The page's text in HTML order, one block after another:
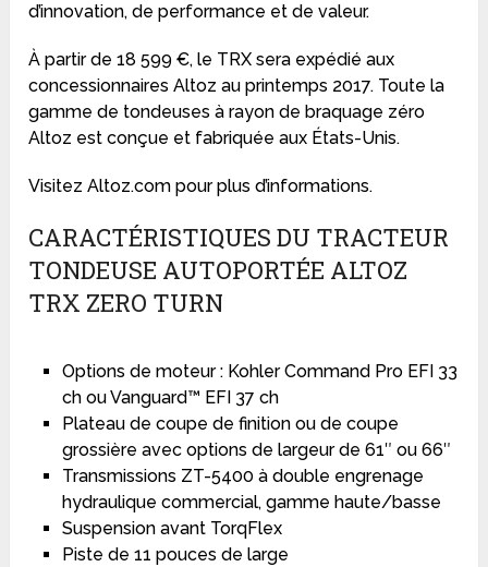
d’innovation, de performance et de valeur.
À partir de 18 599 €, le TRX sera expédié aux
concessionnaires Altoz au printemps 2017. Toute la
gamme de tondeuses à rayon de braquage zéro
Altoz est conçue et fabriquée aux États-Unis.
Visitez Altoz.com pour plus d’informations.
CARACTÉRISTIQUES DU TRACTEUR
TONDEUSE AUTOPORTÉE ALTOZ
TRX ZERO TURN
Options de moteur : Kohler Command Pro EFI 33
ch ou Vanguard™ EFI 37 ch
Plateau de coupe de finition ou de coupe
grossière avec options de largeur de 61″ ou 66″
Transmissions ZT-5400 à double engrenage
hydraulique commercial, gamme haute/basse
Suspension avant TorqFlex
Piste de 11 pouces de large